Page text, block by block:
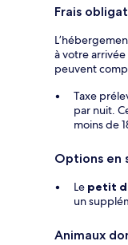
Frais
à votre
peuvent
Taxe
par nuit.
moins de
Options en
Le petit
un
Animaux